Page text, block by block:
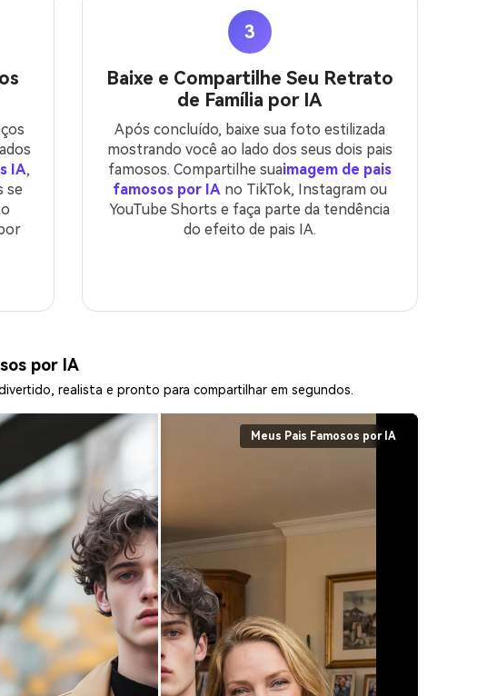
IA,
se
3
Baixe e Compartilhe Seu Retrato
de Família por IA
Após concluído, baixe sua foto estilizada
mostrando você ao lado dos seus dois pais
famosos. Compartilhe suaimagem de pais
famosos por IAno TikTok, Instagram ou
YouTube Shorts e faça parte da tendência
do efeito de pais IA.
por IA
realista e pronto para compartilhar em segundos.
Meus Pais Famosos por IA